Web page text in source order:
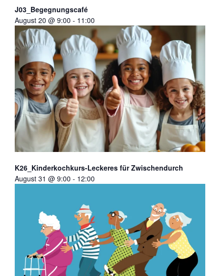
J03_Begegnungscafé
August 20 @ 9:00 - 11:00
K26_Kinderkochkurs-Leckeres für Zwischendurch
August 31 @ 9:00 - 12:00